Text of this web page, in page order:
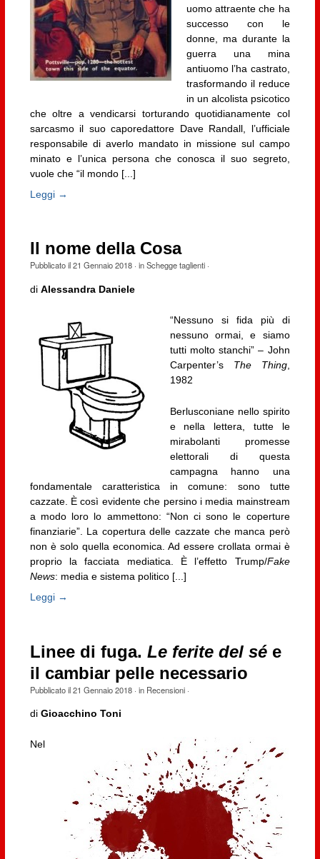
uomo attraente che ha
successo con le
donne, ma durante la
guerra una mina
antiuomo l’ha castrato,
trasformando il reduce
in un alcolista psicotico
che oltre a vendicarsi torturando quotidianamente col
sarcasmo il suo caporedattore Dave Randall, l’ufficiale
responsabile di averlo mandato in missione sul campo
minato e l’unica persona che conosca il suo segreto,
vuole che “il mondo [...]
Leggi →
Il nome della Cosa
Pubblicato il21 Gennaio 2018· inSchegge taglienti·
diAlessandra Daniele
“Nessuno si fida più di
nessuno ormai, e siamo
tutti molto stanchi” – John
Carpenter’s The Thing,
1982
Berlusconiane nello spirito
e nella lettera, tutte le
mirabolanti promesse
elettorali di questa
campagna hanno una
fondamentale caratteristica in comune: sono tutte
cazzate. È così evidente che persino i media mainstream
a modo loro lo ammettono: “Non ci sono le coperture
finanziarie”. La copertura delle cazzate che manca però
non è solo quella economica. Ad essere crollata ormai è
proprio la facciata mediatica. È l’effetto Trump/Fake
News: media e sistema politico [...]
Leggi →
Linee di fuga. Le ferite del sée
il cambiar pelle necessario
Pubblicato il21 Gennaio 2018· in Recensioni·
di Gioacchino Toni
Nel